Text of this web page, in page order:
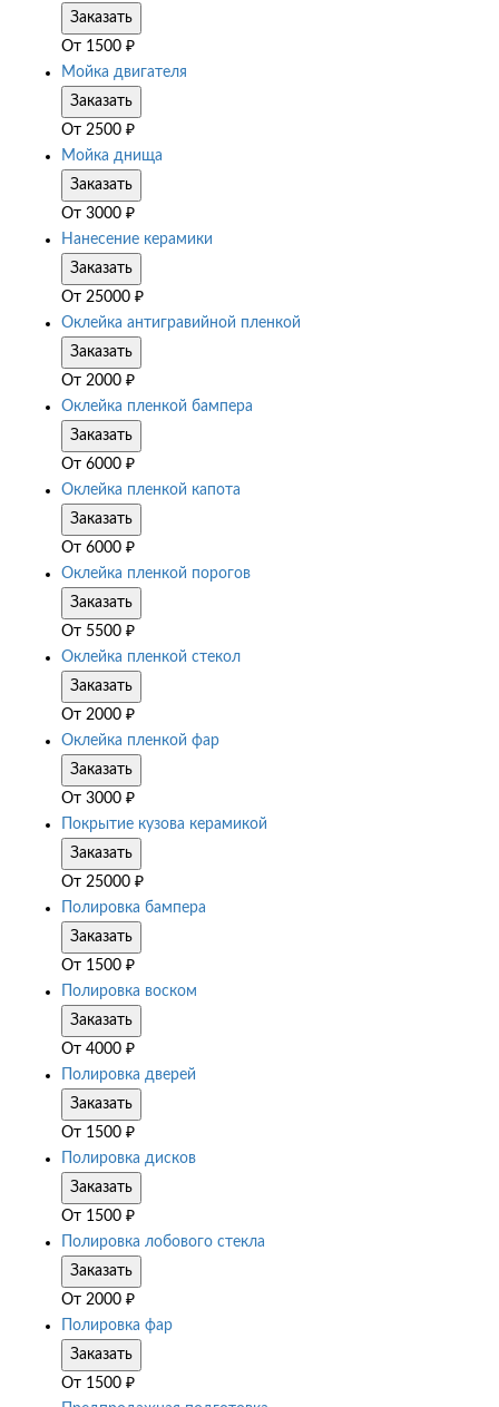
Заказать
От 1500 ₽
Мойка двигателя
Заказать
От 2500 ₽
Мойка днища
Заказать
От 3000 ₽
Нанесение керамики
Заказать
От 25000 ₽
Оклейка антигравийной пленкой
Заказать
От 2000 ₽
Оклейка пленкой бампера
Заказать
От 6000 ₽
Оклейка пленкой капота
Заказать
От 6000 ₽
Оклейка пленкой порогов
Заказать
От 5500 ₽
Оклейка пленкой стекол
Заказать
От 2000 ₽
Оклейка пленкой фар
Заказать
От 3000 ₽
Покрытие кузова керамикой
Заказать
От 25000 ₽
Полировка бампера
Заказать
От 1500 ₽
Полировка воском
Заказать
От 4000 ₽
Полировка дверей
Заказать
От 1500 ₽
Полировка дисков
Заказать
От 1500 ₽
Полировка лобового стекла
Заказать
От 2000 ₽
Полировка фар
Заказать
От 1500 ₽